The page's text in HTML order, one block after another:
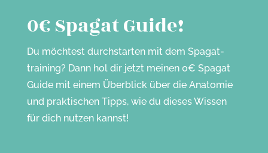
0€ Spagat Guide!
Du möchtest durchstarten mit dem Spagat-
training? Dann hol dir jetzt meinen 0€ Spagat
Guide mit einem Überblick über die Anatomie
und praktischen Tipps, wie du dieses Wissen
für dich nutzen kannst!